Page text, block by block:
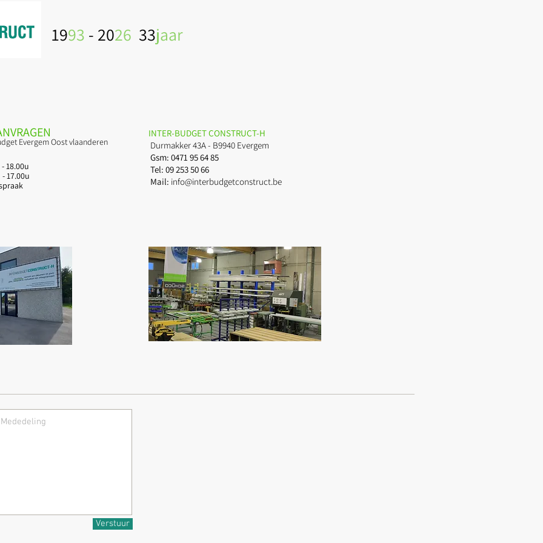
1993 - 2026 33jaar
Evergem Oost vlaanderen
18.00u
INTER-BUDGET CONSTRUCT-H
Durmakker 43A - B9940 Evergem
Gsm: 0471 95 64 85
Tel: 09 253 50 66
Mail: info@interbudgetconstruct.be
Verstuur